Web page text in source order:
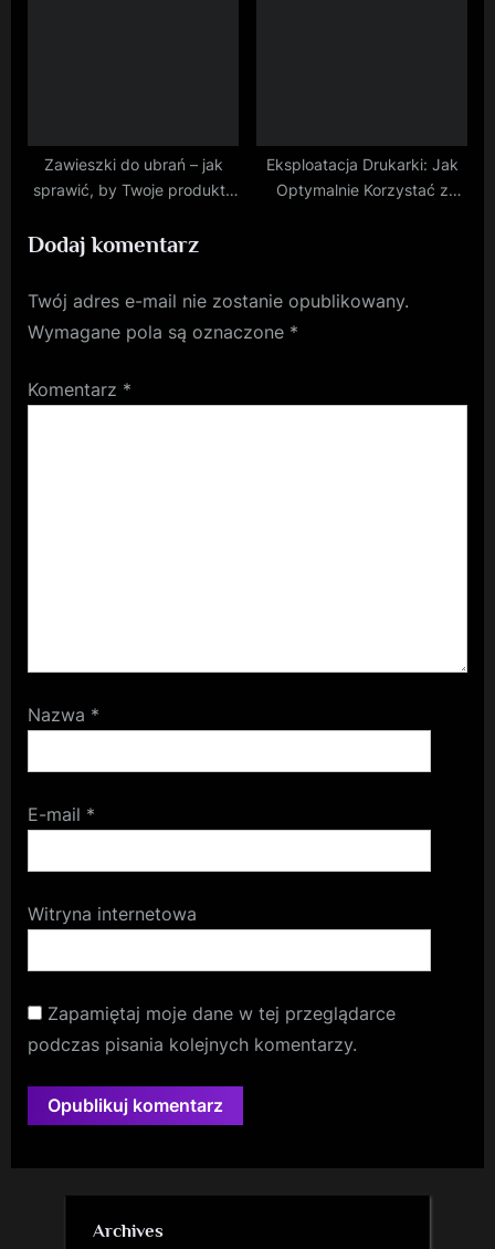
Zawieszki do ubrań – jak
sprawić, by Twoje produkty
konkurencji?
Eksploatacja Drukarki: Jak
Optymalnie Korzystać z
Dodaj komentarz
Twój adres e-mail nie zostanie opublikowany.
Wymagane pola są oznaczone *
Komentarz *
Nazwa *
E-mail *
Witryna internetowa
Zapamiętaj moje dane w tej przeglądarce
podczas pisania kolejnych komentarzy.
Archives